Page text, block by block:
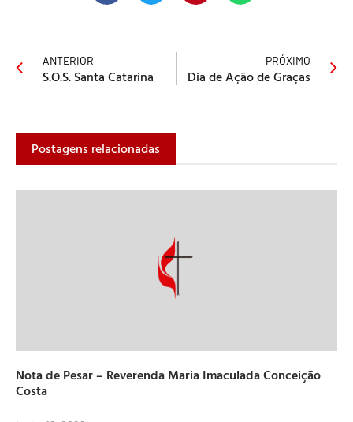
ANTERIOR
S.O.S. Santa Catarina
PRÓXIMO
Dia de Ação de Graças
Postagens relacionadas
Nota de Pesar – Reverenda Maria Imaculada Conceição
Costa